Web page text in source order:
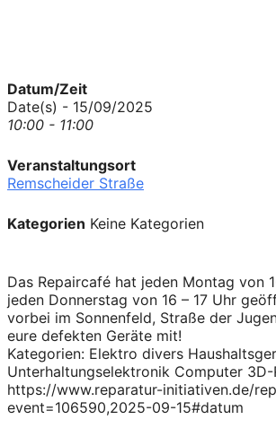
Datum/Zeit
Date(s) - 15/09/2025
10:00 - 11:00
Veranstaltungsort
Remscheider Straße
Kategorien Keine Kategorien
Das Repaircafé hat jeden Montag von
jeden Donnerstag von 16 – 17 Uhr
vorbei im Sonnenfeld, Straße der
eure defekten Geräte mit!
Kategorien: Elektro divers
Unterhaltungselektronik Computer 3D-
https://www.reparatur-initiativen.de/
event=106590,2025-09-15#datum